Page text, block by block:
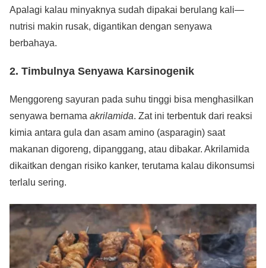
Apalagi kalau minyaknya sudah dipakai berulang kali—
nutrisi makin rusak, digantikan dengan senyawa
berbahaya.
2. Timbulnya Senyawa Karsinogenik
Menggoreng sayuran pada suhu tinggi bisa menghasilkan
senyawa bernama akrilamida. Zat ini terbentuk dari reaksi
kimia antara gula dan asam amino (asparagin) saat
makanan digoreng, dipanggang, atau dibakar. Akrilamida
dikaitkan dengan risiko kanker, terutama kalau dikonsumsi
terlalu sering.